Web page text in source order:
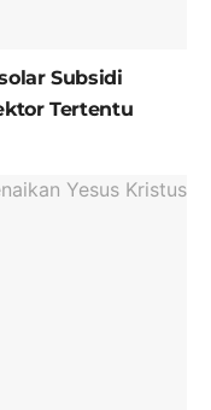
Subsidi
Tertentu